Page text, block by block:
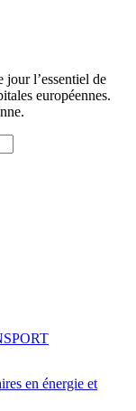
l’essentiel de
européennes.
en énergie et